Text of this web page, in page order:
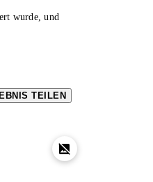
wurde, und
TEILEN